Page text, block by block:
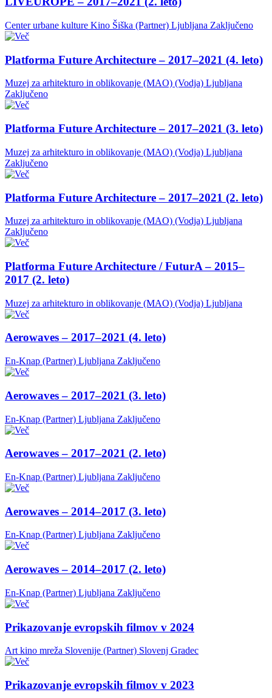
Center urbane kulture Kino Šiška (Partner) Ljubljana Zaključeno
Platforma Future Architecture – 2017–2021 (4. leto)
Muzej za arhitekturo in oblikovanje (MAO) (Vodja) Ljubljana
Zaključeno
Platforma Future Architecture – 2017–2021 (3. leto)
Muzej za arhitekturo in oblikovanje (MAO) (Vodja) Ljubljana
Zaključeno
Platforma Future Architecture – 2017–2021 (2. leto)
Muzej za arhitekturo in oblikovanje (MAO) (Vodja) Ljubljana
Zaključeno
Platforma Future Architecture / FuturA – 2015–
2017 (2. leto)
Muzej za arhitekturo in oblikovanje (MAO) (Vodja) Ljubljana
Aerowaves – 2017–2021 (4. leto)
En-Knap (Partner) Ljubljana Zaključeno
Aerowaves – 2017–2021 (3. leto)
En-Knap (Partner) Ljubljana Zaključeno
Aerowaves – 2017–2021 (2. leto)
En-Knap (Partner) Ljubljana Zaključeno
Aerowaves – 2014–2017 (3. leto)
En-Knap (Partner) Ljubljana Zaključeno
Aerowaves – 2014–2017 (2. leto)
En-Knap (Partner) Ljubljana Zaključeno
Prikazovanje evropskih filmov v 2024
Art kino mreža Slovenije (Partner) Slovenj Gradec
Prikazovanje evropskih filmov v 2023